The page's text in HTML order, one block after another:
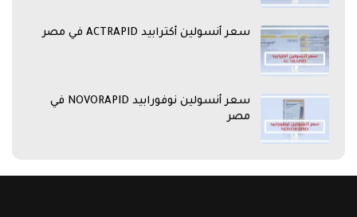
سعر أنسولين أكترابيد ACTRAPID في مصر
سعر أنسولين نوفورابيد NOVORAPID في
مصر